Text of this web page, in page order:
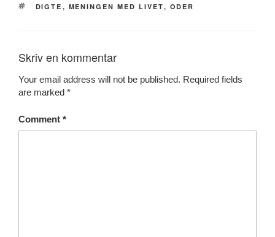
TAGS
DIGTE , MENINGEN MED LIVET, ODER
Skriv en kommentar
Your email address will not be published. Required fields
are marked *
Comment *